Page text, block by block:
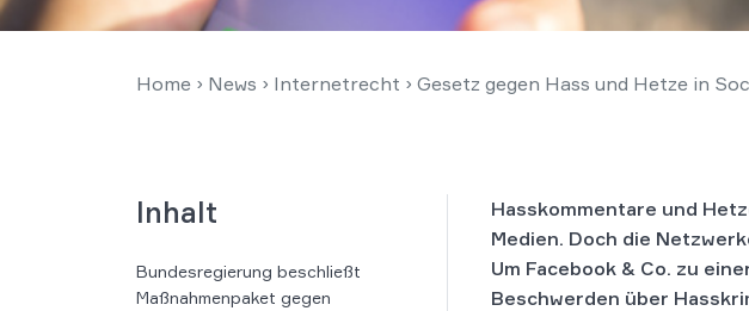
Home › News › Internetrecht › Gesetz gegen Hass und Hetze in
Inhalt
Bundesregierung beschließt
Maßnahmenpaket gegen
Hasskommentare und
Medien. Doch die
Um Facebook & Co. zu
Beschwerden über